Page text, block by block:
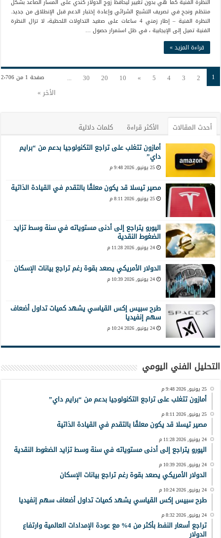
النظرة الفنية كما هي بدون تغيير ليحافظ زوج الدولار كندي على المسار الصاعد بشكل
منتظم ونجح في تصريف التشبع الشرائي وإعادة إختبار الدعم قبل الإنطلاق من جديد.
النظرة الفنية – إطار زمني 4 ساعات على صعيد التداولات اللحظية، لا تزال النظرة
الفنية تميل إلى الإيجابية ، في ظل استمرار حصول …
قراءة المزيد »
صفحة 1 من 2٬706 1
2
3
4
5
»
10
20
30
...
الأخر »
أحدث المقالات الأكثر قراءة
كلمات دلالية
أمازون تتغلب على تراجع التكنولوجيا بدعم من “برايم
داي”
25 يونيو, 2026 9:48 م
مصير تيسلا قد يكون معلقًا بالتقدم في القيادة الذاتية
25 يونيو, 2026 8:11 م
اليورو يتراجع إلى أدنى مستوياته في سنة وسط تزايد
الضغوط النقدية
24 يونيو, 2026 11:28 م
الدولار الأمريكي يصعد بقوة رغم تراجع بيانات الإسكان
24 يونيو, 2026 10:39 م
طرح سبيس إكس القياسي يشهد كميات تداول أضعاف
سهم إنفيديا
24 يونيو, 2026 10:24 م
التحليل الفني اليومي
25 يونيو, 2026 9:48 م
أمازون تتغلب على تراجع التكنولوجيا بدعم من “برايم داي”
25 يونيو, 2026 8:11 م
مصير تيسلا قد يكون معلقًا بالتقدم في القيادة الذاتية
24 يونيو, 2026 11:28 م
اليورو يتراجع إلى أدنى مستوياته في سنة وسط تزايد الضغوط النقدية
24 يونيو, 2026 10:39 م
الدولار الأمريكي يصعد بقوة رغم تراجع بيانات الإسكان
24 يونيو, 2026 10:24 م
طرح سبيس إكس القياسي يشهد كميات تداول أضعاف سهم إنفيديا
24 يونيو, 2026 8:32 م
تراجع أسعار النفط بأكثر من 4% مع عودة الإمدادات العالمية وارتفاع
الدولار